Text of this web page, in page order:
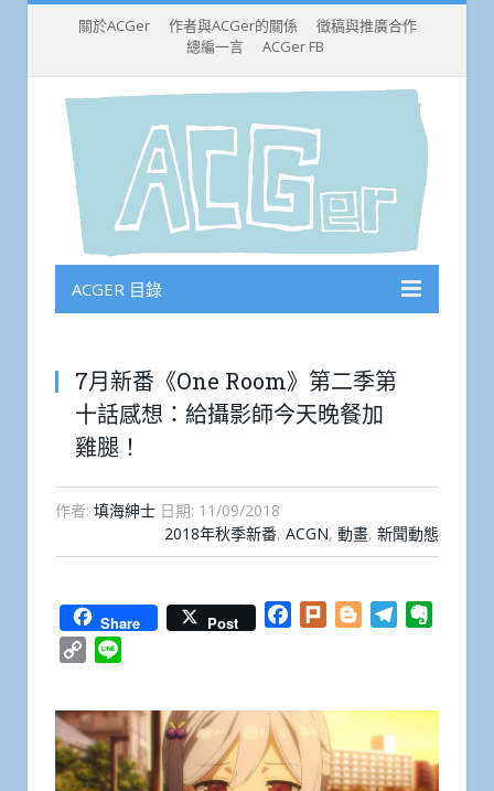
關於ACGer 作者與ACGer的關係
徵稿與推廣合作
總編一言
ACGer FB
ACGER 目錄
7月新番《One Room》第二季第
十話感想：給攝影師今天晚餐加
雞腿！
作者: 填海紳士 日期: 11/09/2018
2018年秋季新番, ACGN, 動畫, 新聞動態
Share Post Facebook
Plurk BloggerTelegram
Copy